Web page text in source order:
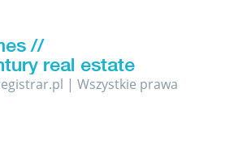
| Wszystkie prawa